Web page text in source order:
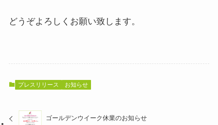
どうぞよろしくお願い致します。
プレスリリース お知らせ
ゴールデンウイーク休業のお知らせ